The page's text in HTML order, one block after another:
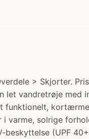
> Skjorter.
let vandretrøje
varme, solrige
(UPF